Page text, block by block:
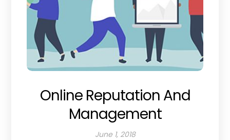
Online Reputation And
Management
June 1, 2018